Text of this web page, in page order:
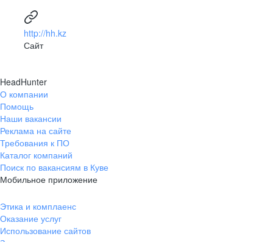
http://hh.kz
Сайт
HeadHunter
О компании
Помощь
Наши вакансии
Реклама на сайте
Требования к ПО
Каталог компаний
Поиск по вакансиям в Куве
Мобильное приложение
Этика и комплаенс
Оказание услуг
Использование сайтов